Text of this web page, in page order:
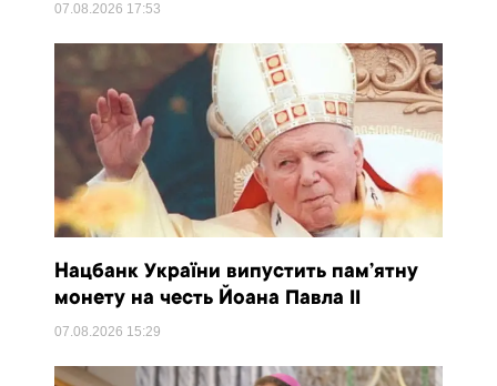
07.08.2026 17:53
Нацбанк України випустить пам’ятну
монету на честь Йоана Павла II
07.08.2026 15:29